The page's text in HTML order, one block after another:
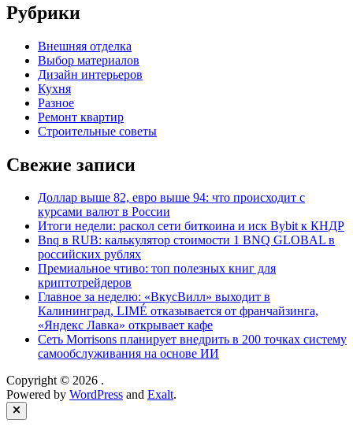
Рубрики
Внешняя отделка
Выбор материалов
Дизайн интерьеров
Кухня
Разное
Ремонт квартир
Строительные советы
Свежие записи
Доллар выше 82, евро выше 94: что происходит с
курсами валют в России
Итоги недели: раскол сети биткоина и иск Bybit к КНДР
Bnq в RUB: калькулятор стоимости 1 BNQ GLOBAL в
российских рублях
Премиальное чтиво: топ полезных книг для
криптотрейдеров
Главное за неделю: «ВкусВилл» выходит в
Калининград, LIMÉ отказывается от франчайзинга,
«Яндекс Лавка» открывает кафе
Сеть Morrisons планирует внедрить в 200 точках систему
самообслуживания на основе ИИ
Copyright © 2026 .
Powered by WordPress and Exalt.
Close